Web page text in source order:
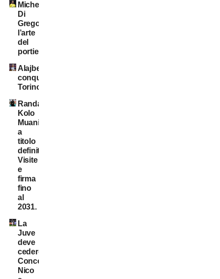
Michele
Di
Gregorio:
l’arte
del
portiere!
Alajbegovic
conquista
Torino
Randal
Kolo
Muani:
a
titolo
definitivo!
Visite
e
firma
fino
al
2031.
La
Juve
deve
cedere:
Conceição,
Nico